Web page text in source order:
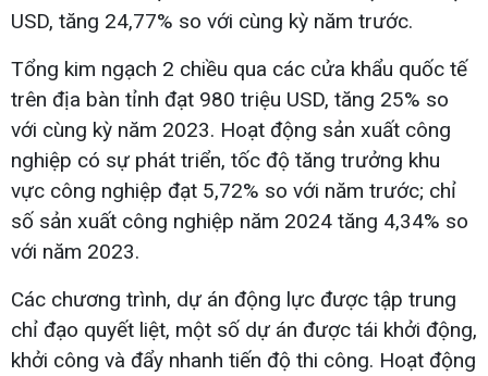
USD, tăng 24,77% so với cùng kỳ năm trước.
Tổng kim ngạch 2 chiều qua các cửa khẩu quốc tế
trên địa bàn tỉnh đạt 980 triệu USD, tăng 25% so
với cùng kỳ năm 2023. Hoạt động sản xuất công
nghiệp có sự phát triển, tốc độ tăng trưởng khu
vực công nghiệp đạt 5,72% so với năm trước; chỉ
số sản xuất công nghiệp năm 2024 tăng 4,34% so
với năm 2023.
Các chương trình, dự án động lực được tập trung
chỉ đạo quyết liệt, một số dự án được tái khởi động,
khởi công và đẩy nhanh tiến độ thi công. Hoạt động